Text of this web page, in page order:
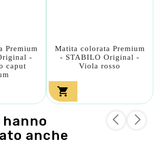
Premium
-
caput
Matita colorata Premium
- STABILO Original -
Viola rosso

anche